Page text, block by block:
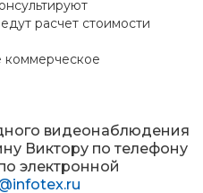
расчет стоимости
коммерческое
видеонаблюдения
Виктору по телефону
электронной